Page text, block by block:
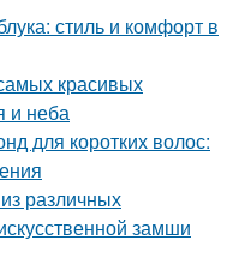
стиль и комфорт в
красивых
и неба
для коротких волос:
различных
замши